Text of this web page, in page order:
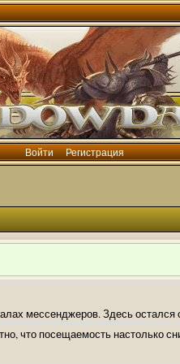
Войти Регистрация
мессенджеров. Здесь
что посещаемость настолько